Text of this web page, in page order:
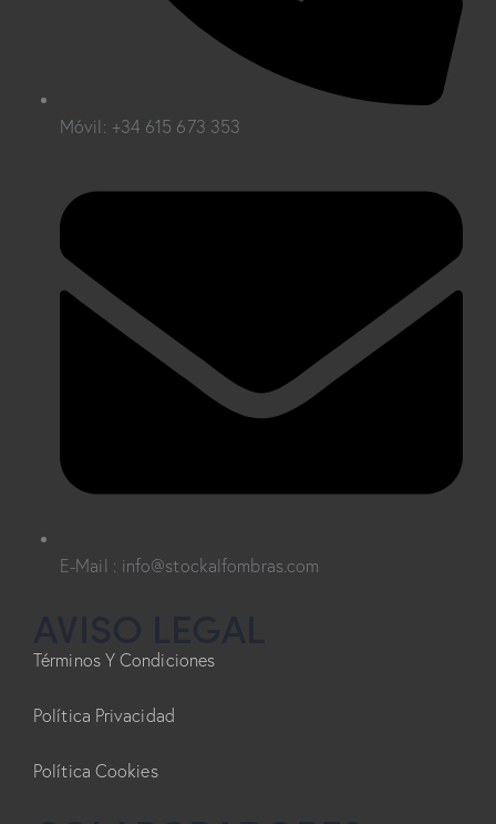
Móvil: +34 615 673 353
E-Mail : info@stockalfombras.com
Términos Y Condiciones
Política Privacidad
Política Cookies